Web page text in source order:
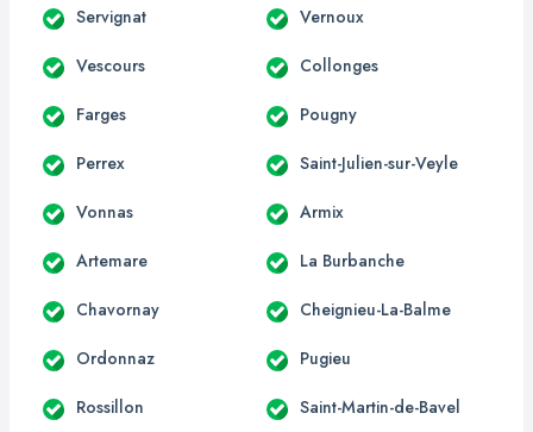
Servignat Vernoux
Vescours Collonges
Farges Pougny
Perrex Saint-Julien-sur-Veyle
Vonnas Armix
Artemare La Burbanche
Chavornay Cheignieu-La-Balme
Ordonnaz Pugieu
Rossillon Saint-Martin-de-Bavel